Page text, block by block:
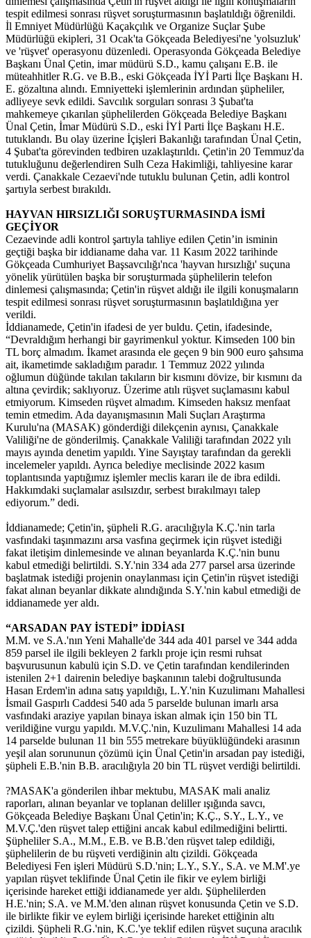
tespit edilmesi sonrası rüşvet soruşturmasının başlatıldığı öğrenildi.
İl Emniyet Müdürlüğü Kaçakçılık ve Organize Suçlar Şube
Müdürlüğü ekipleri, 31 Ocak'ta Gökçeada Belediyesi'ne 'yolsuzluk'
ve 'rüşvet' operasyonu düzenledi. Operasyonda Gökçeada Belediye
Başkanı Ünal Çetin, imar müdürü S.D., kamu çalışanı E.B. ile
müteahhitler R.G. ve B.B., eski Gökçeada İYİ Parti İlçe Başkanı H.
E. gözaltına alındı. Emniyetteki işlemlerinin ardından şüpheliler,
adliyeye sevk edildi. Savcılık sorguları sonrası 3 Şubat'ta
mahkemeye çıkarılan şüphelilerden Gökçeada Belediye Başkanı
Ünal Çetin, İmar Müdürü S.D., eski İYİ Parti İlçe Başkanı H.E.
tutuklandı. Bu olay üzerine İçişleri Bakanlığı tarafından Ünal Çetin,
4 Şubat'ta görevinden tedbiren uzaklaştırıldı. Çetin'in 20 Temmuz'da
tutukluğunu değerlendiren Sulh Ceza Hakimliği, tahliyesine karar
verdi. Çanakkale Cezaevi'nde tutuklu bulunan Çetin, adli kontrol
şartıyla serbest bırakıldı.
HAYVAN HIRSIZLIĞI SORUŞTURMASINDA İSMİ
GEÇİYOR
Cezaevinde adli kontrol şartıyla tahliye edilen Çetin’in isminin
geçtiği başka bir iddianame daha var. 11 Kasım 2022 tarihinde
Gökçeada Cumhuriyet Başsavcılığı'nca 'hayvan hırsızlığı' suçuna
yönelik yürütülen başka bir soruşturmada şüphelilerin telefon
dinlemesi çalışmasında; Çetin'in rüşvet aldığı ile ilgili konuşmaların
tespit edilmesi sonrası rüşvet soruşturmasının başlatıldığına yer
verildi.
İddianamede, Çetin'in ifadesi de yer buldu. Çetin, ifadesinde,
“Devraldığım herhangi bir gayrimenkul yoktur. Kimseden 100 bin
TL borç almadım. İkamet arasında ele geçen 9 bin 900 euro şahsıma
ait, ikametimde sakladığım paradır. 1 Temmuz 2022 yılında
oğlumun düğünde takılan takıların bir kısmını dövize, bir kısmını da
altına çevirdik; saklıyoruz. Üzerime atılı rüşvet suçlamasını kabul
etmiyorum. Kimseden rüşvet almadım. Kimseden haksız menfaat
temin etmedim. Ada dayanışmasının Mali Suçları Araştırma
Kurulu'na (MASAK) gönderdiği dilekçenin aynısı, Çanakkale
Valiliği'ne de gönderilmiş. Çanakkale Valiliği tarafından 2022 yılı
mayıs ayında denetim yapıldı. Yine Sayıştay tarafından da gerekli
incelemeler yapıldı. Ayrıca belediye meclisinde 2022 kasım
toplantısında yaptığımız işlemler meclis kararı ile de ibra edildi.
Hakkımdaki suçlamalar asılsızdır, serbest bırakılmayı talep
ediyorum.” dedi.
İddianamede; Çetin'in, şüpheli R.G. aracılığıyla K.Ç.'nin tarla
vasfındaki taşınmazını arsa vasfına geçirmek için rüşvet istediği
fakat iletişim dinlemesinde ve alınan beyanlarda K.Ç.'nin bunu
kabul etmediği belirtildi. S.Y.'nin 334 ada 277 parsel arsa üzerinde
başlatmak istediği projenin onaylanması için Çetin'in rüşvet istediği
fakat alınan beyanlar dikkate alındığında S.Y.'nin kabul etmediği de
iddianamede yer aldı.
“ARSADAN PAY İSTEDİ” İDDİASI
M.M. ve S.A.'nın Yeni Mahalle'de 344 ada 401 parsel ve 344 adda
859 parsel ile ilgili bekleyen 2 farklı proje için resmi ruhsat
başvurusunun kabulü için S.D. ve Çetin tarafından kendilerinden
istenilen 2+1 dairenin belediye başkanının talebi doğrultusunda
Hasan Erdem'in adına satış yapıldığı, L.Y.'nin Kuzulimanı Mahallesi
İsmail Gaspırlı Caddesi 540 ada 5 parselde bulunan imarlı arsa
vasfındaki araziye yapılan binaya iskan almak için 150 bin TL
verildiğine vurgu yapıldı. M.V.Ç.'nin, Kuzulimanı Mahallesi 14 ada
14 parselde bulunan 11 bin 555 metrekare büyüklüğündeki arasının
yeşil alan sorununun çözümü için Ünal Çetin'in arsadan pay istediği,
şüpheli E.B.'nin B.B. aracılığıyla 20 bin TL rüşvet verdiği belirtildi.
?MASAK'a gönderilen ihbar mektubu, MASAK mali analiz
raporları, alınan beyanlar ve toplanan deliller ışığında savcı,
Gökçeada Belediye Başkanı Ünal Çetin'in; K.Ç., S.Y., L.Y., ve
M.V.Ç.'den rüşvet talep ettiğini ancak kabul edilmediğini belirtti.
Şüpheliler S.A., M.M., E.B. ve B.B.'den rüşvet talep edildiği,
şüphelilerin de bu rüşveti verdiğinin altı çizildi. Gökçeada
Belediyesi Fen işleri Müdürü S.D.'nin; L.Y., S.Y., S.A. ve M.M'.ye
yapılan rüşvet teklifinde Ünal Çetin ile fikir ve eylem birliği
içerisinde hareket ettiği iddianamede yer aldı. Şüphelilerden
H.E.'nin; S.A. ve M.M.'den alınan rüşvet konusunda Çetin ve S.D.
ile birlikte fikir ve eylem birliği içerisinde hareket ettiğinin altı
çizildi. Şüpheli R.G.'nin, K.C.'ye teklif edilen rüşvet suçuna aracılık